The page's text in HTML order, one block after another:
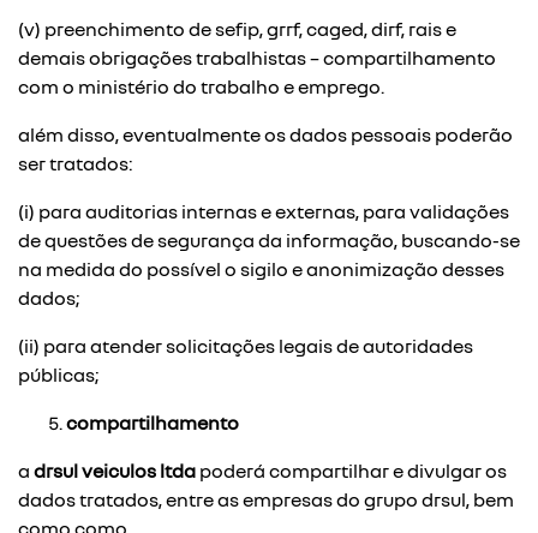
(v) preenchimento de sefip, grrf, caged, dirf, rais e
demais obrigações trabalhistas – compartilhamento
com o ministério do trabalho e emprego.
além disso, eventualmente os dados pessoais poderão
ser tratados:
(i) para auditorias internas e externas, para validações
de questões de segurança da informação, buscando-se
na medida do possível o sigilo e anonimização desses
dados;
(ii) para atender solicitações legais de autoridades
públicas;
compartilhamento
a drsul veiculos ltda poderá compartilhar e divulgar os
dados tratados, entre as empresas do grupo drsul, bem
como como